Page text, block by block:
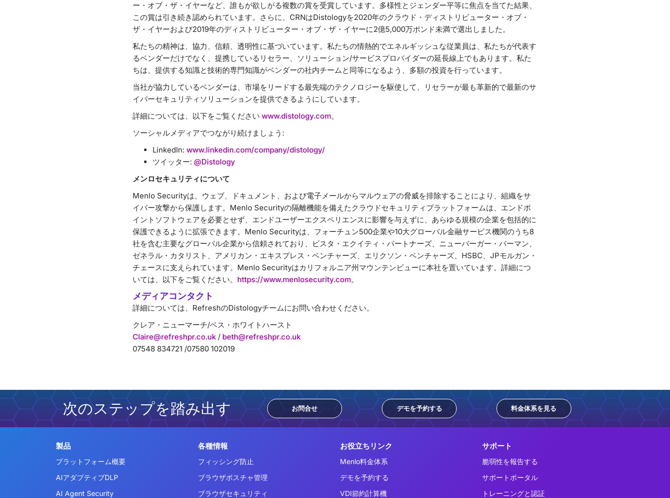
ー・オブ・ザ・イヤーなど、誰もが欲しがる複数の賞を受賞しています。多様性とジェンダー平等に焦点を当てた結果、
この賞は引き続き認められています。さらに、CRNはDistologyを2020年のクラウド・ディストリビューター・オブ・
ザ・イヤーおよび2019年のディストリビューター・オブ・ザ・イヤーに2億5,000万ポンド未満で選出しました。
私たちの精神は、協力、信頼、透明性に基づいています。私たちの情熱的でエネルギッシュな従業員は、私たちが代表す
るベンダーだけでなく、提携しているリセラー、ソリューション/サービスプロバイダーの延長線上でもあります。私た
ちは、提供する知識と技術的専門知識がベンダーの社内チームと同等になるよう、多額の投資を行っています。
当社が協力しているベンダーは、市場をリードする最先端のテクノロジーを駆使して、リセラーが最も革新的で最新のサ
イバーセキュリティソリューションを提供できるようにしています。
詳細については、以下をご覧ください www.distology.com。
ソーシャルメディアでつながり続けましょう:
LinkedIn: www.linkedin.com/company/distology/
ツイッター: @Distology
メンロセキュリティについて
Menlo Securityは、ウェブ、ドキュメント、および電子メールからマルウェアの脅威を排除することにより、組織をサ
イバー攻撃から保護します。Menlo Securityの隔離機能を備えたクラウドセキュリティプラットフォームは、エンドポ
イントソフトウェアを必要とせず、エンドユーザーエクスペリエンスに影響を与えずに、あらゆる規模の企業を包括的に
保護できるように拡張できます。Menlo Securityは、フォーチュン500企業や10大グローバル金融サービス機関のうち8
社を含む主要なグローバル企業から信頼されており、ビスタ・エクイティ・パートナーズ、ニューバーガー・バーマン、
ゼネラル・カタリスト、アメリカン・エキスプレス・ベンチャーズ、エリクソン・ベンチャーズ、HSBC、JPモルガン・
チェースに支えられています。Menlo Securityはカリフォルニア州マウンテンビューに本社を置いています。詳細につ
いては、以下をご覧ください。 https://www.menlosecurity.com。
メディアコンタクト
詳細については、RefreshのDistologyチームにお問い合わせください。
クレア・ニューマーチ/ベス・ホワイトハースト
Claire@refreshpr.co.uk / beth@refreshpr.co.uk
07548 834721 /07580 102019
次のステップを踏み出す お問合せ デモを予約する 料金体系を見る
製品
プラットフォーム概要
AIアダプティブDLP
AI Agent Security
各種情報
フィッシング防止
ブラウザポスチャ管理
ブラウザセキュリティ
お役立ちリンク
Menlo料金体系
デモを予約する
VDI節約計算機
サポート
脆弱性を報告する
サポートポータル
トレーニングと認証